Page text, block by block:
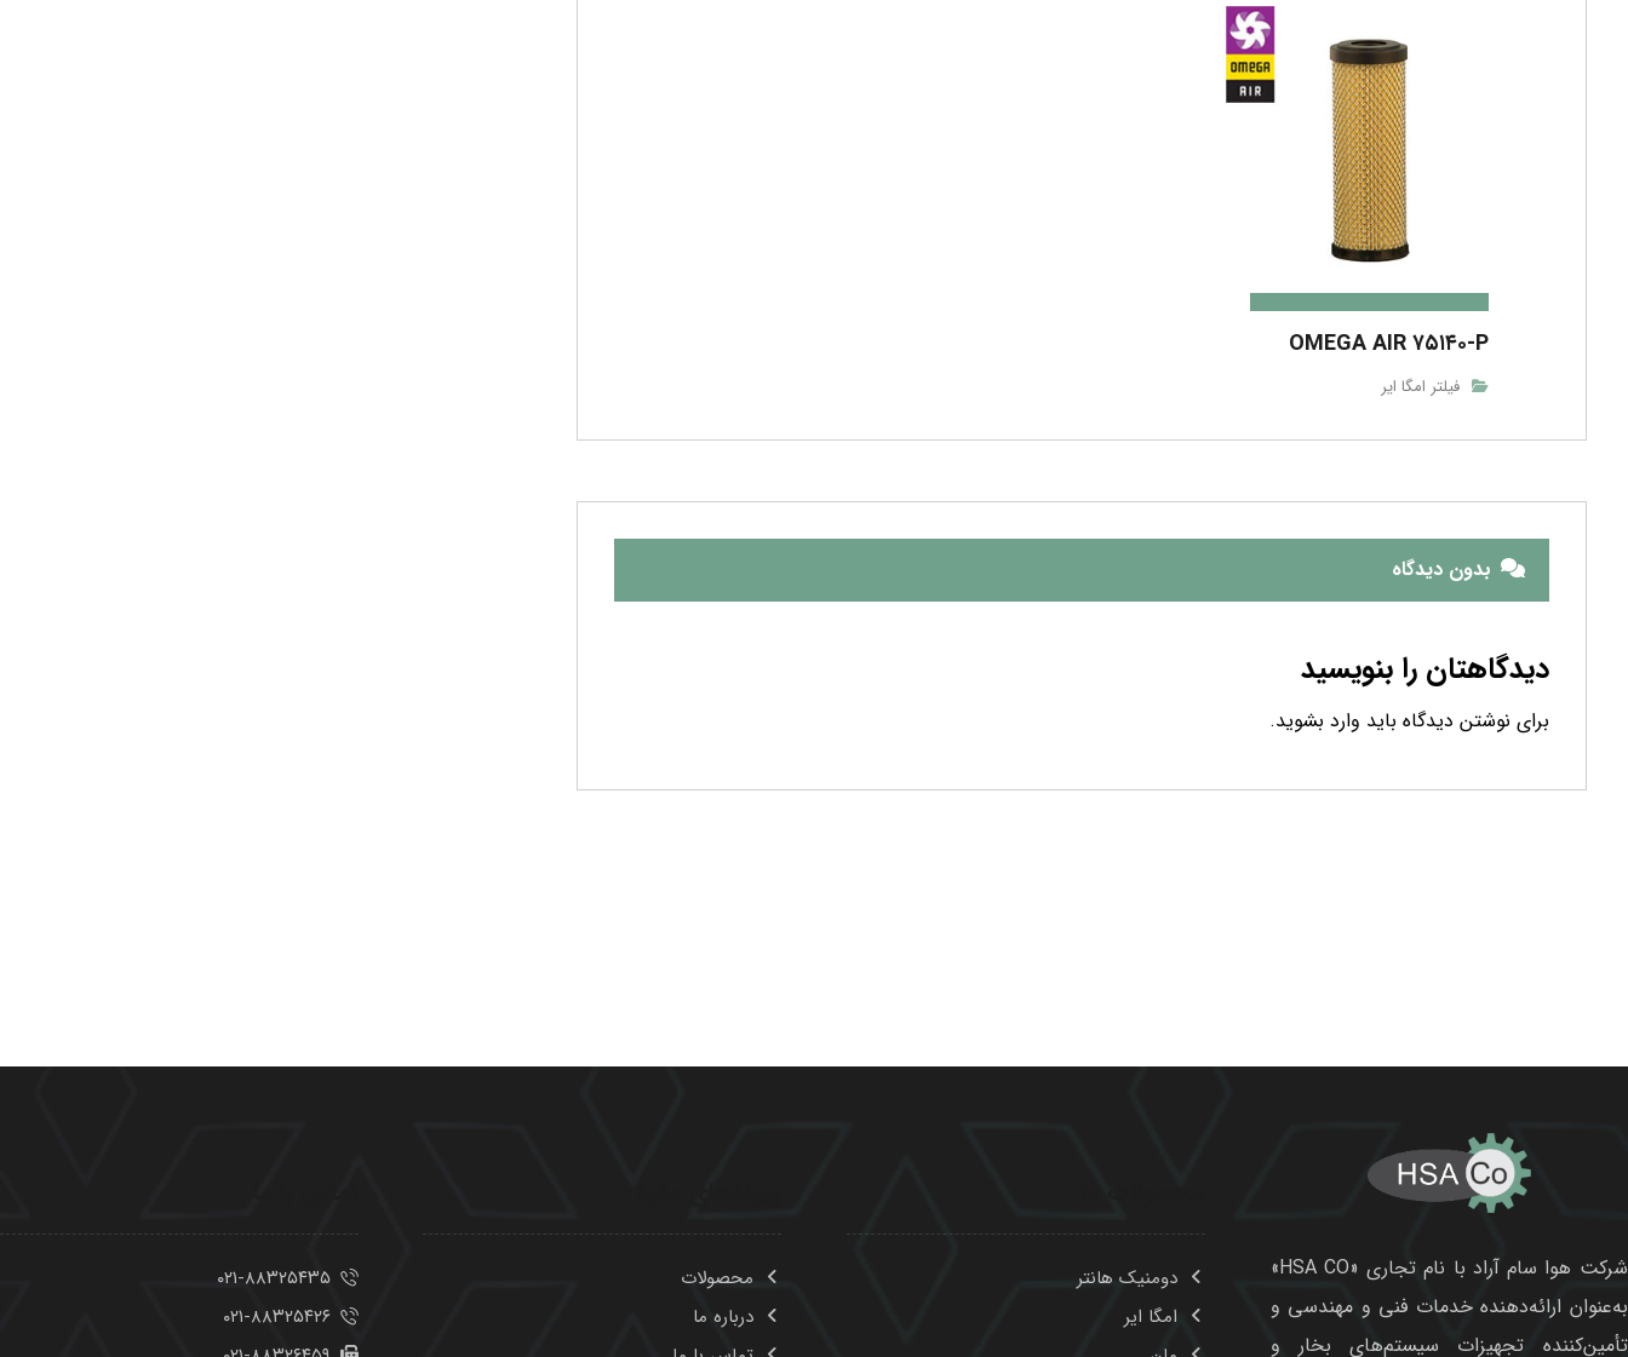
OMEGA AIR ۷۵۱۴۰-P
فیلتر امگا ایر
بدون دیدگاه
دیدگاهتان را بنویسید
برای نوشتن دیدگاه باید وارد بشوید.
شرکت هوا سام آراد با نام تجاری «HSA CO»
به‌عنوان ارائه‌دهنده خدمات فنی و مهندسی و
تأمین‌کننده تجهیزات سیستم‌های بخار و
دومنیک هانتر
امگا ایر
محصولات
درباره ما
۰۲۱-۸۸۳۲۵۴۳۵
۰۲۱-۸۸۳۲۵۴۲۶